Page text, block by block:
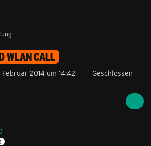
WLAN CALL
Februar 2014 um 14:42 Geschlossen